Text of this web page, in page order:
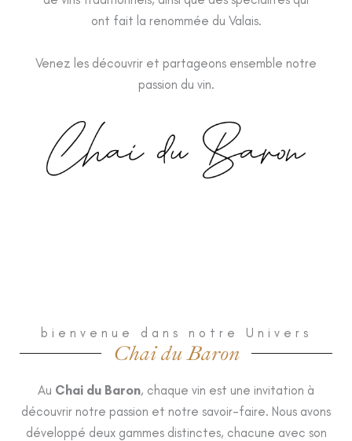
ont fait la renommée du Valais.
Venez les découvrir et partageons ensemble notre
passion du vin.
bienvenue dans notre Univers
Chai du Baron
Au Chai du Baron, chaque vin est une invitation à
découvrir notre passion et notre savoir-faire. Nous avons
développé deux gammes distinctes, chacune avec son